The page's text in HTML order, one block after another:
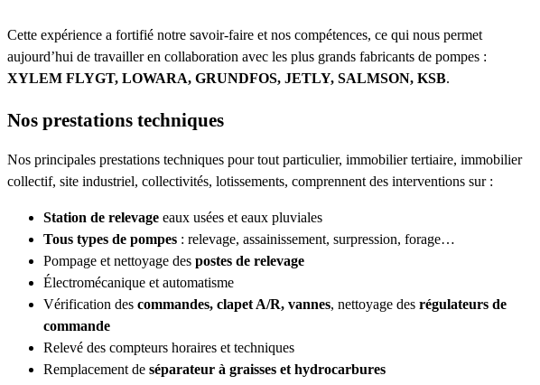
Cette expérience a fortifié notre savoir-faire et nos compétences, ce qui nous permet
aujourd’hui de travailler en collaboration avec les plus grands fabricants de pompes :
XYLEM FLYGT, LOWARA, GRUNDFOS, JETLY, SALMSON, KSB.
Nos prestations techniques
Nos principales prestations techniques pour tout particulier, immobilier tertiaire, immobilier
collectif, site industriel, collectivités, lotissements, comprennent des interventions sur :
Station de relevage eaux usées et eaux pluviales
Tous types de pompes : relevage, assainissement, surpression, forage…
Pompage et nettoyage des postes de relevage
Électromécanique et automatisme
Vérification des commandes, clapet A/R, vannes, nettoyage des régulateurs de
commande
Relevé des compteurs horaires et techniques
Remplacement de séparateur à graisses et hydrocarbures